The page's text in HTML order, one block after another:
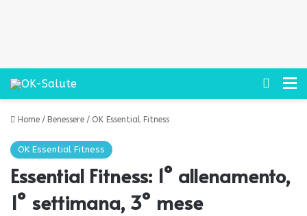
Cerca
Home / Benessere / OK Essential Fitness
OK Essential Fitness
Essential Fitness: 1° allenamento,
1° settimana, 3° mese